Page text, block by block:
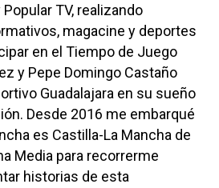
TV, realizando
magacine y deportes
en el Tiempo de Juego
y Pepe Domingo Castaño
Guadalajara en su sueño
Desde 2016 me embarqué
es Castilla-La Mancha de
Media para recorrerme
historias de esta